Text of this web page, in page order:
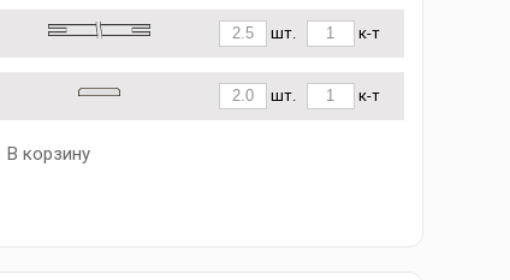
шт. к-т
шт. к-т
В корзину